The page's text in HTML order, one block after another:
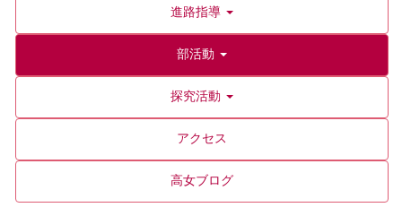
進路指導
部活動
探究活動
アクセス
高女ブログ